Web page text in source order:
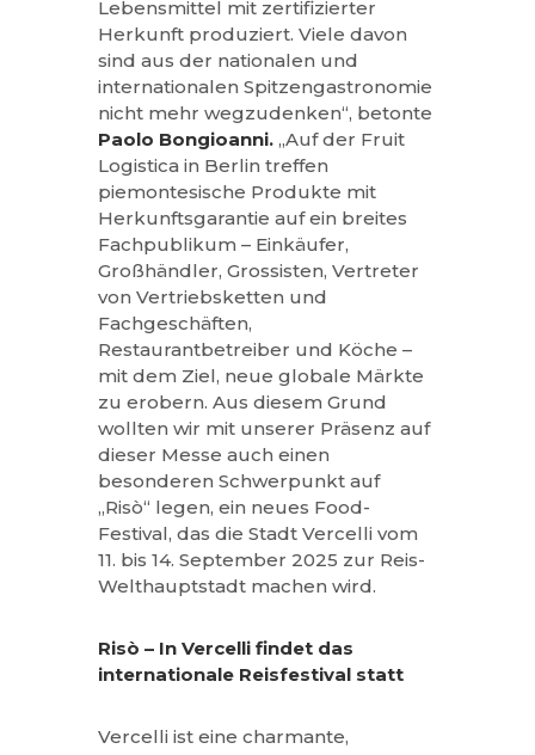
Lebensmittel mit zertifizierter
Herkunft produziert. Viele davon
sind aus der nationalen und
internationalen Spitzengastronomie
nicht mehr wegzudenken“, betonte
Paolo Bongioanni. „Auf der Fruit
Logistica in Berlin treffen
piemontesische Produkte mit
Herkunftsgarantie auf ein breites
Fachpublikum – Einkäufer,
Großhändler, Grossisten, Vertreter
von Vertriebsketten und
Fachgeschäften,
Restaurantbetreiber und Köche –
mit dem Ziel, neue globale Märkte
zu erobern. Aus diesem Grund
wollten wir mit unserer Präsenz auf
dieser Messe auch einen
besonderen Schwerpunkt auf
„Risò“ legen, ein neues Food-
Festival, das die Stadt Vercelli vom
11. bis 14. September 2025 zur Reis-
Welthauptstadt machen wird.
Risò – In Vercelli findet das
internationale Reisfestival statt
Vercelli ist eine charmante,